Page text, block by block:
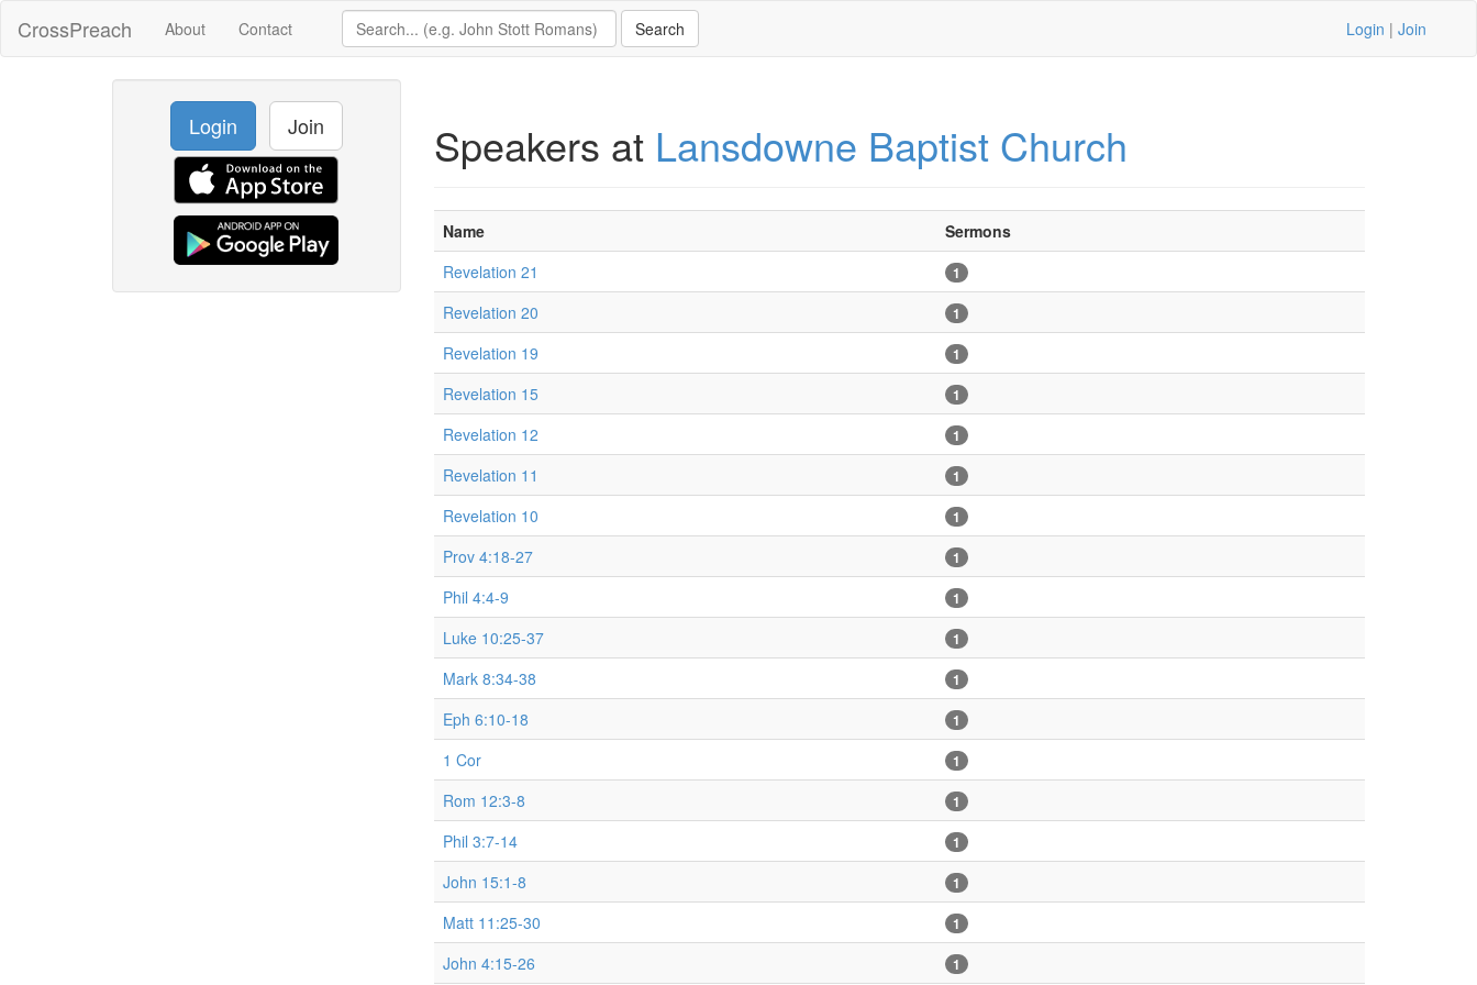
CrossPreach About Contact Login | Join
Login Join Speakers at Lansdowne Baptist Church
Name
Sermons
Revelation 21
1
Revelation 20 1
Revelation 19 1
Revelation 15 1
Revelation 12 1
Revelation 11 1
Revelation 10 1
Prov 4:18-27 1
Phil 4:4-9 1
Luke 10:25-37 1
Mark 8:34-38 1
Eph 6:10-18 1
1 Cor 1
Rom 12:3-8 1
Phil 3:7-14 1
John 15:1-8 1
Matt 11:25-30 1
John 4:15-26 1